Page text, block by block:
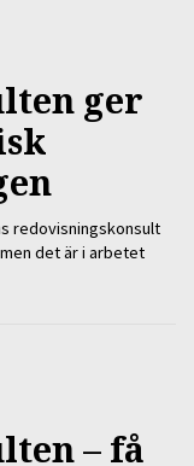
ger
redovisningskonsult
det är i arbetet
– få